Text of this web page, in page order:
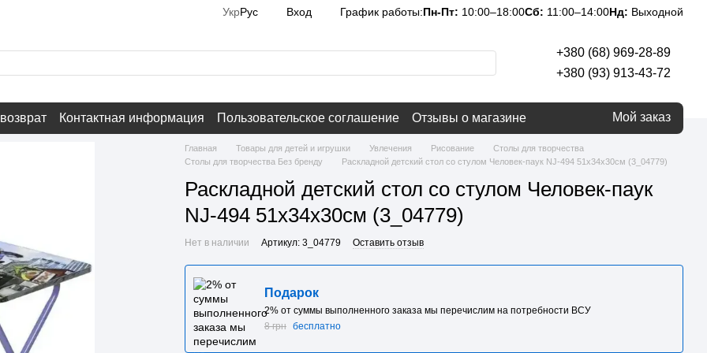
УкрРус Вход График работы:Пн-Пт: 10:00–18:00Сб: 11:00–14:00Нд: Выходной
+380 (68) 969-28-89
+380 (93) 913-43-72
Контактная информация Пользовательское соглашение Отзывы о магазине Мой заказ
Главная Товары для детей и игрушки Увлечения Рисование
Столы для творчества
Столы для творчества Без бренду
Раскладной детский стол со стулом Человек-паук NJ-494 51x34x30см (3_04779)
Раскладной детский стол со стулом Человек-паук
NJ-494 51x34x30см (3_04779)
Нет в наличии Артикул: 3_04779 Оставить отзыв
Подарок
2% от суммы выполненного заказа мы перечислим на потребности BCУ
8 грн бесплатно